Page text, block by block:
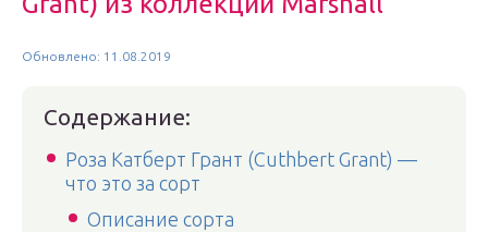
Обновлено: 11.08.2019
Содержание:
Роза Катберт Грант (Cuthbert Grant) —
что это за сорт
Описание сорта